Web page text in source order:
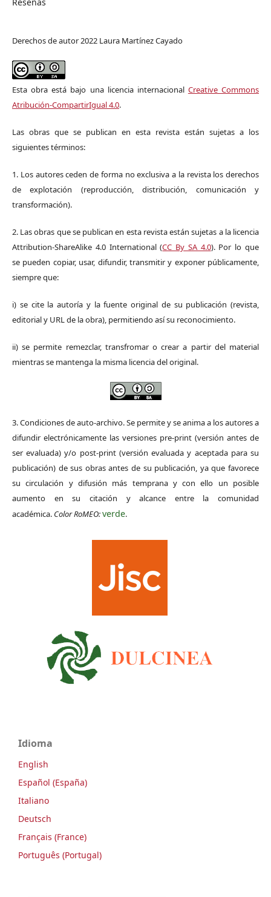
Derechos de autor 2022 Laura Martínez Cayado
Esta obra está bajo una licencia internacional Creative Commons
Atribución-CompartirIgual 4.0.
Las obras que se publican en esta revista están sujetas a los
siguientes términos:
1. Los autores ceden de forma no exclusiva a la revista los derechos
de explotación (reproducción, distribución, comunicación y
transformación).
2. Las obras que se publican en esta revista están sujetas a la licencia
Attribution-ShareAlike 4.0 International (CC By SA 4.0). Por lo que
se pueden copiar, usar, difundir, transmitir y exponer públicamente,
siempre que:
i) se cite la autoría y la fuente original de su publicación (revista,
editorial y URL de la obra), permitiendo así su reconocimiento.
ii) se permite remezclar, transfromar o crear a partir del material
mientras se mantenga la misma licencia del original.
3. Condiciones de auto-archivo. Se permite y se anima a los autores a
difundir electrónicamente las versiones pre-print (versión antes de
ser evaluada) y/o post-print (versión evaluada y aceptada para su
publicación) de sus obras antes de su publicación, ya que favorece
su circulación y difusión más temprana y con ello un posible
aumento en su citación y alcance entre la comunidad
académica. Color RoMEO:verde.
Idioma
English
Español (España)
Italiano
Deutsch
Français (France)
Português (Portugal)